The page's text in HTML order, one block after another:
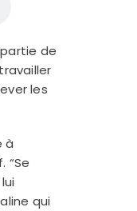
de
les
à
“Se
qui